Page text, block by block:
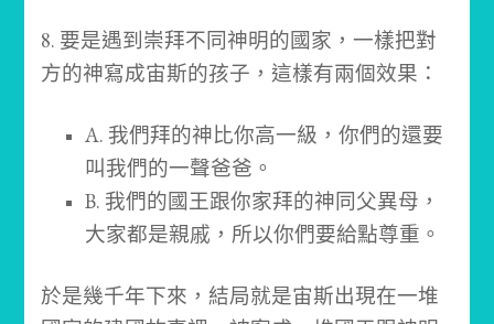
8. 要是遇到崇拜不同神明的國家，一樣把對
方的神寫成宙斯的孩子，這樣有兩個效果：
A. 我們拜的神比你高一級，你們的還要
叫我們的一聲爸爸。
B. 我們的國王跟你家拜的神同父異母，
大家都是親戚，所以你們要給點尊重。
於是幾千年下來，結局就是宙斯出現在一堆